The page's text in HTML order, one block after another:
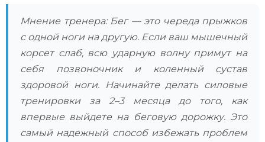
Мнение тренера: Бег — это череда прыжков
с одной ноги на другую. Если ваш мышечный
корсет слаб, всю ударную волну примут на
себя позвоночник и коленный сустав
здоровой ноги. Начинайте делать силовые
тренировки за 2–3 месяца до того, как
впервые выйдете на беговую дорожку. Это
самый надежный способ избежать проблем